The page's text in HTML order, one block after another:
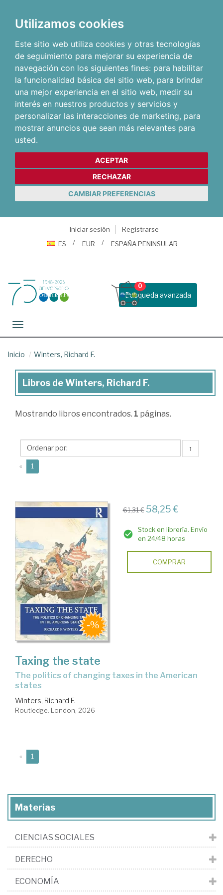
Utilizamos cookies
Este sitio web utiliza cookies y otras tecnologías
de seguimiento para mejorar su experiencia de
navegación con los siguientes fines: para habilitar
la funcionalidad básica del sitio web, para brindar
una mejor experiencia en el sitio web, medir su
interés en nuestros productos y servicios y
personalizar las interacciones de marketing, para
mostrar anuncios que sean más relevantes para
usted.
ACEPTAR
RECHAZAR
CAMBIAR PREFERENCIAS
Iniciar sesión
Registrarse
ES
EUR ESPAÑA PENINSULAR
Busqueda avanzada
0
Toggle navigation
Inicio Winters, Richard F.
Libros
Winters,
Libros de Winters, Richard F.
Mostrando libros encontrados. 1 páginas.
↑
« 1
61,31 € 58,25 €
Stock en librería. Envío
en 24/48 horas
COMPRAR
Taxing the state
the politics of changing taxes in the American
states
Winters, Richard F.
Routledge. London, 2026
« 1
Materias
CIENCIAS SOCIALES
DERECHO
ECONOMÍA